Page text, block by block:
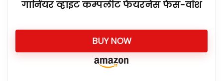
गार्नियर व्हाइट कम्पलीट फेयरनेस फेस-वॉश
BUY NOW